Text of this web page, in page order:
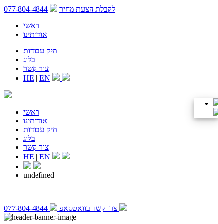
לקבלת הצעת מחיר
077-804-4844
ראשי
אודותינו
תיק עבודות
בלוג
צור קשר
HE | EN
ראשי
אודותינו
תיק עבודות
בלוג
צור קשר
HE | EN
undefined
צרו קשר בוואטסאפ 077-804-4844